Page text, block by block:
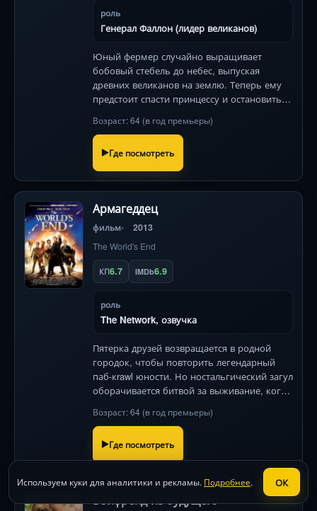
роль
Генерал Фаллон (лидер великанов)
Юный фермер случайно выращивает
бобовый стебель до небес, выпуская
древних великанов на землю. Теперь ему
предстоит спасти принцессу и остановить
превратилось в пепел. Эпичное фэнтези с
титаническими битвами!
Возраст: 64 (в год премьеры)
Где посмотреть
Армагеддец
фильм 2013
The World's End
КП6.7 IMDb6.9
роль
The Network, озвучка
Пятерка друзей возвращается в родной
городок, чтобы повторить легендарный
паб-кrawl юности. Но ностальгический загул
оборачивается битвой за выживание, когда
стали... слишком идеальными. Безумный
микс британского юмора
Возраст: 64 (в год премьеры)
Где посмотреть
Бойфренд из будущего
Используем куки для аналитики и рекламы. Подробнее. ОК